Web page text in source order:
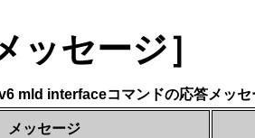
ッセージ］
mld interfaceコマンドの応答メッセ
メッセージ